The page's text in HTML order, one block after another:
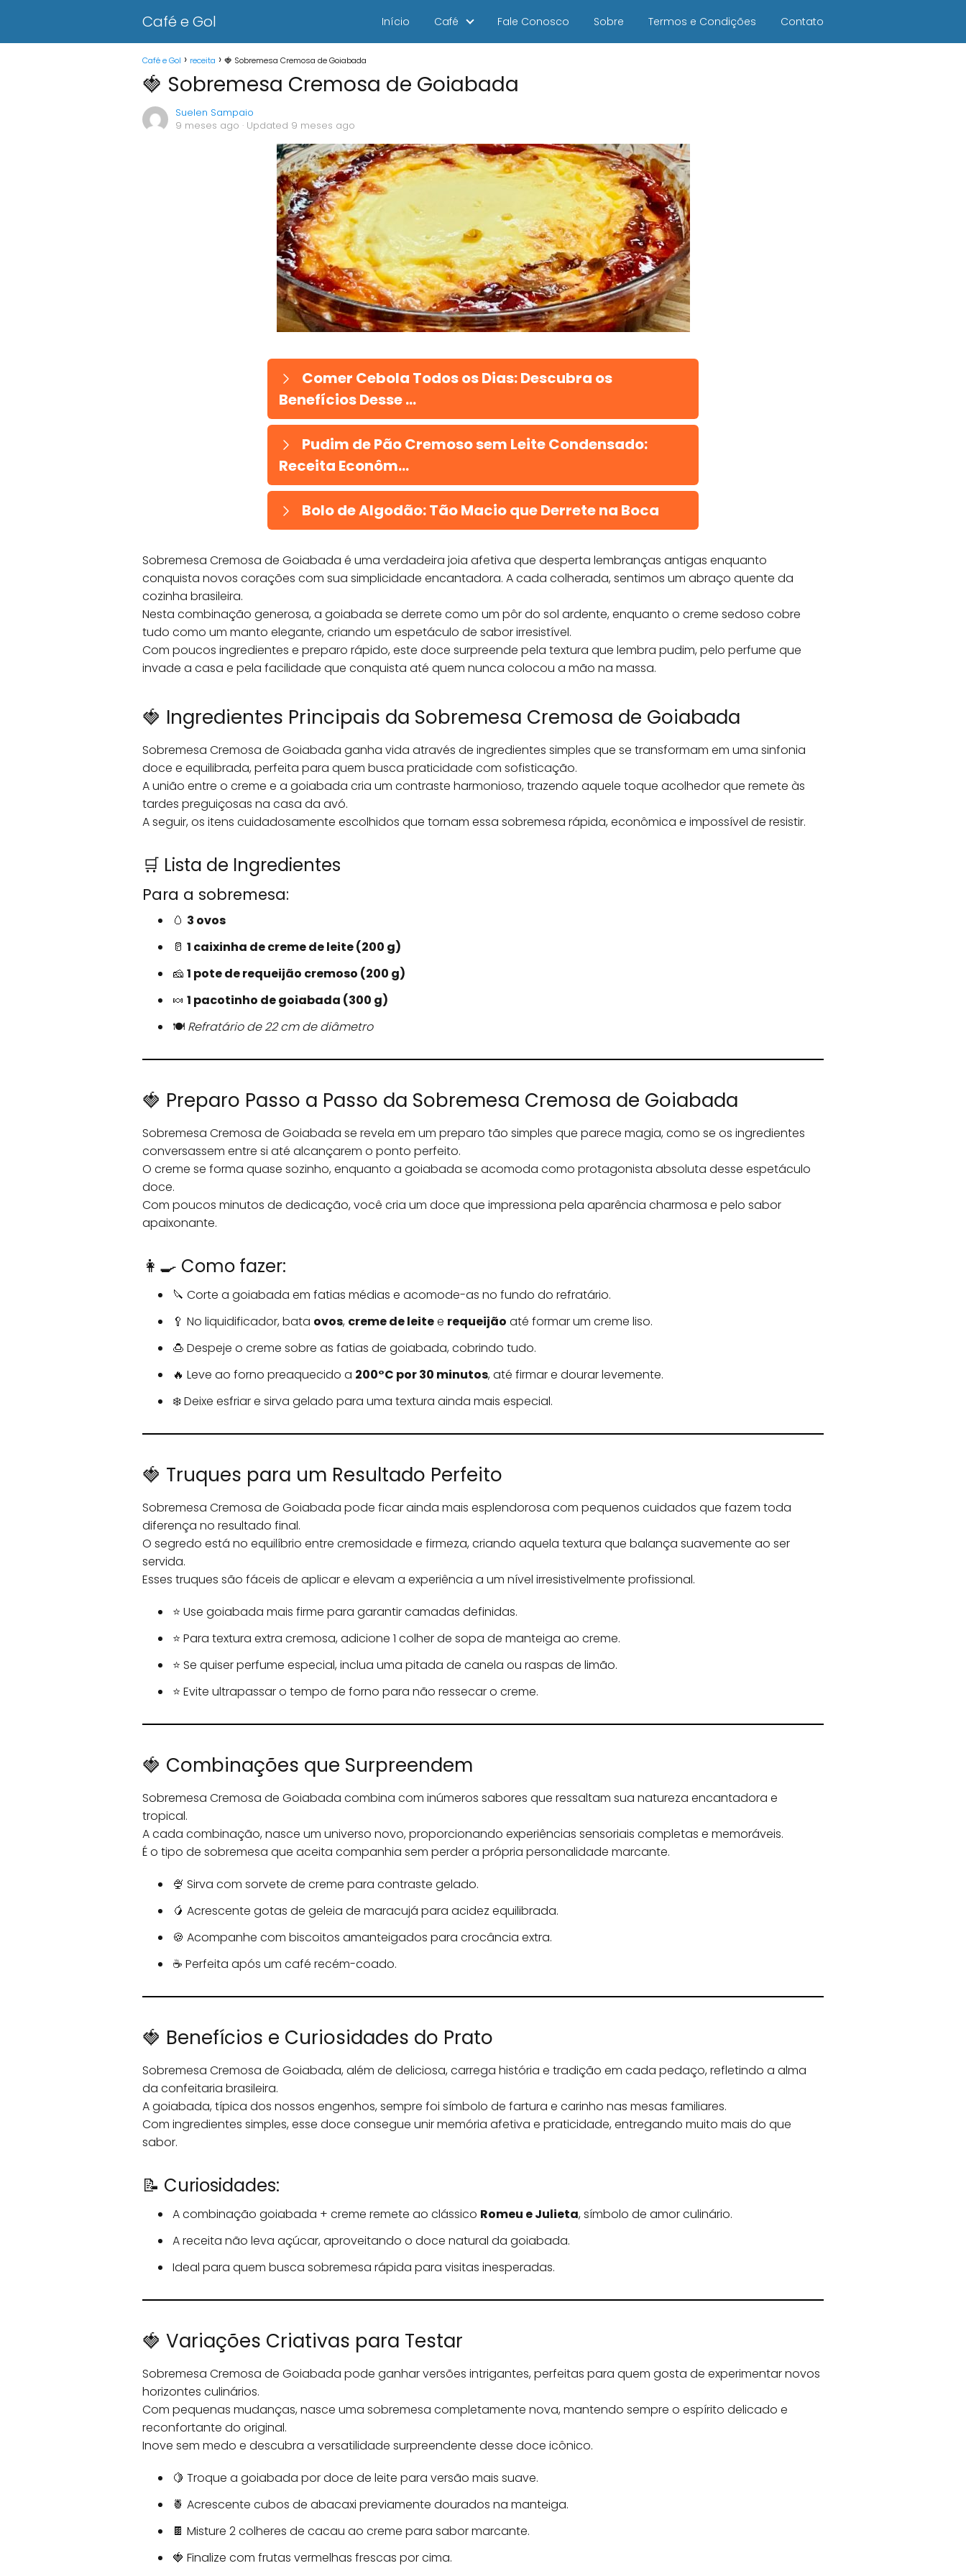
Café e Gol Início Café Fale Conosco Sobre Termos e Condições Contato
Café e Gol receita 🍓 Sobremesa Cremosa de Goiabada
🍓 Sobremesa Cremosa de Goiabada
Suelen Sampaio
9 meses ago · Updated 9 meses ago
Comer Cebola Todos os Dias: Descubra os
Benefícios Desse ...
Pudim de Pão Cremoso sem Leite Condensado:
Receita Econôm...
Bolo de Algodão: Tão Macio que Derrete na Boca
Sobremesa Cremosa de Goiabada é uma verdadeira joia afetiva que desperta lembranças antigas enquanto
conquista novos corações com sua simplicidade encantadora. A cada colherada, sentimos um abraço quente da
cozinha brasileira.
Nesta combinação generosa, a goiabada se derrete como um pôr do sol ardente, enquanto o creme sedoso cobre
tudo como um manto elegante, criando um espetáculo de sabor irresistível.
Com poucos ingredientes e preparo rápido, este doce surpreende pela textura que lembra pudim, pelo perfume que
invade a casa e pela facilidade que conquista até quem nunca colocou a mão na massa.
🍓 Ingredientes Principais da Sobremesa Cremosa de Goiabada
Sobremesa Cremosa de Goiabada ganha vida através de ingredientes simples que se transformam em uma sinfonia
doce e equilibrada, perfeita para quem busca praticidade com sofisticação.
A união entre o creme e a goiabada cria um contraste harmonioso, trazendo aquele toque acolhedor que remete às
tardes preguiçosas na casa da avó.
A seguir, os itens cuidadosamente escolhidos que tornam essa sobremesa rápida, econômica e impossível de resistir.
🛒 Lista de Ingredientes
Para a sobremesa:
🥚 3 ovos
🥛 1 caixinha de creme de leite (200 g)
🧀 1 pote de requeijão cremoso (200 g)
🍬 1 pacotinho de goiabada (300 g)
🍽️ Refratário de 22 cm de diâmetro
🍓 Preparo Passo a Passo da Sobremesa Cremosa de Goiabada
Sobremesa Cremosa de Goiabada se revela em um preparo tão simples que parece magia, como se os ingredientes
conversassem entre si até alcançarem o ponto perfeito.
O creme se forma quase sozinho, enquanto a goiabada se acomoda como protagonista absoluta desse espetáculo
doce.
Com poucos minutos de dedicação, você cria um doce que impressiona pela aparência charmosa e pelo sabor
apaixonante.
👩‍🍳 Como fazer:
🔪 Corte a goiabada em fatias médias e acomode-as no fundo do refratário.
🥄 No liquidificador, bata ovos, creme de leitee requeijão até formar um creme liso.
🍮 Despeje o creme sobre as fatias de goiabada, cobrindo tudo.
🔥 Leve ao forno preaquecido a 200°C por 30 minutos, até firmar e dourar levemente.
❄️ Deixe esfriar e sirva gelado para uma textura ainda mais especial.
🍓 Truques para um Resultado Perfeito
Sobremesa Cremosa de Goiabada pode ficar ainda mais esplendorosa com pequenos cuidados que fazem toda
diferença no resultado final.
O segredo está no equilíbrio entre cremosidade e firmeza, criando aquela textura que balança suavemente ao ser
servida.
Esses truques são fáceis de aplicar e elevam a experiência a um nível irresistivelmente profissional.
⭐ Use goiabada mais firme para garantir camadas definidas.
⭐ Para textura extra cremosa, adicione 1 colher de sopa de manteiga ao creme.
⭐ Se quiser perfume especial, inclua uma pitada de canela ou raspas de limão.
⭐ Evite ultrapassar o tempo de forno para não ressecar o creme.
🍓 Combinações que Surpreendem
Sobremesa Cremosa de Goiabada combina com inúmeros sabores que ressaltam sua natureza encantadora e
tropical.
A cada combinação, nasce um universo novo, proporcionando experiências sensoriais completas e memoráveis.
É o tipo de sobremesa que aceita companhia sem perder a própria personalidade marcante.
🍨 Sirva com sorvete de creme para contraste gelado.
🥭 Acrescente gotas de geleia de maracujá para acidez equilibrada.
🍪 Acompanhe com biscoitos amanteigados para crocância extra.
☕ Perfeita após um café recém-coado.
🍓 Benefícios e Curiosidades do Prato
Sobremesa Cremosa de Goiabada, além de deliciosa, carrega história e tradição em cada pedaço, refletindo a alma
da confeitaria brasileira.
A goiabada, típica dos nossos engenhos, sempre foi símbolo de fartura e carinho nas mesas familiares.
Com ingredientes simples, esse doce consegue unir memória afetiva e praticidade, entregando muito mais do que
sabor.
📝 Curiosidades:
A combinação goiabada + creme remete ao clássico Romeu e Julieta, símbolo de amor culinário.
A receita não leva açúcar, aproveitando o doce natural da goiabada.
Ideal para quem busca sobremesa rápida para visitas inesperadas.
🍓 Variações Criativas para Testar
Sobremesa Cremosa de Goiabada pode ganhar versões intrigantes, perfeitas para quem gosta de experimentar novos
horizontes culinários.
Com pequenas mudanças, nasce uma sobremesa completamente nova, mantendo sempre o espírito delicado e
reconfortante do original.
Inove sem medo e descubra a versatilidade surpreendente desse doce icônico.
🍋 Troque a goiabada por doce de leite para versão mais suave.
🍍 Acrescente cubos de abacaxi previamente dourados na manteiga.
🍫 Misture 2 colheres de cacau ao creme para sabor marcante.
🍓 Finalize com frutas vermelhas frescas por cima.